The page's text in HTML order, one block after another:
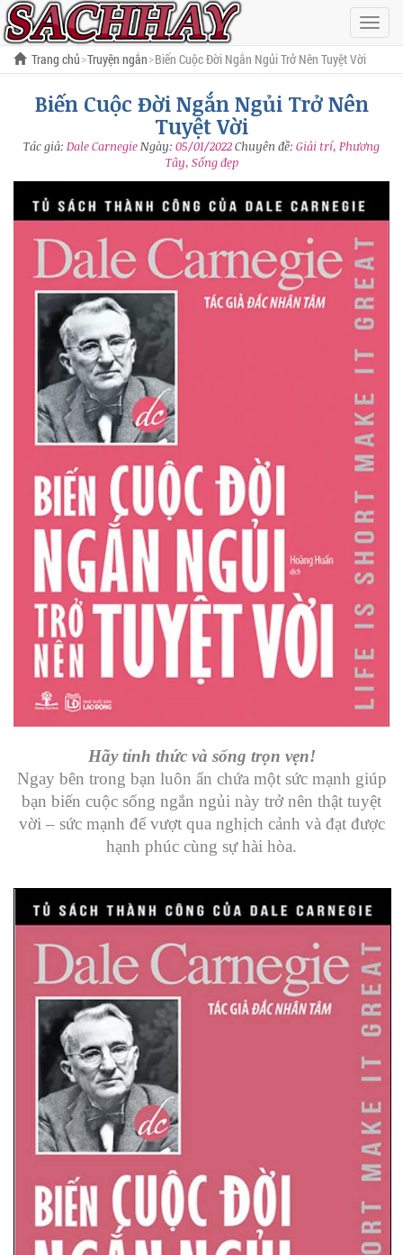
Hiện
menu
Trang chủ Truyện ngắn Biến Cuộc Đời Ngắn Ngủi Trở Nên Tuyệt Vời
Biến Cuộc Đời Ngắn Ngủi Trở Nên
Tuyệt Vời
Tác giả: Dale CarnegieNgày: 05/01/2022Chuyên đề: Giải trí, Phương
Tây, Sống đẹp
Hãy tỉnh thức và sống trọn vẹn!
Ngay bên trong bạn luôn ẩn chứa một sức mạnh giúp
bạn biến cuộc sống ngắn ngủi này trở nên thật tuyệt
vời – sức mạnh để vượt qua nghịch cảnh và đạt được
hạnh phúc cùng sự hài hòa.